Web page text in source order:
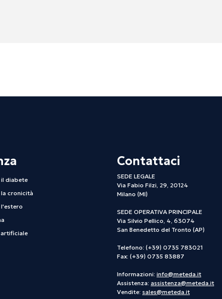
diabete
cronicità
Contattaci
SEDE LEGALE
Via Fabio Filzi, 29, 20124
Milano (MI)
SEDE OPERATIVA PRINCIPALE
Via Silvio Pellico, 4, 63074
San Benedetto del Tronto (AP)
Telefono: (+39) 0735 783021
Fax: (+39) 0735 83887
Informazioni: info@meteda.it
Assistenza: assistenza@meteda.it
Vendite: sales@meteda.it